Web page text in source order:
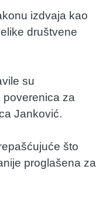
izdvaja kao
društvene
su
poverenica za
Janković.
što
proglašena za